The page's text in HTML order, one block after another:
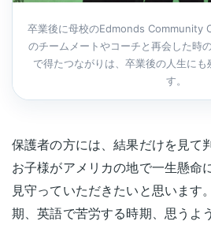
卒業後に母校のEdmonds Community
のチームメートやコーチと再会した時
で得たつながりは、卒業後の人生にも
す。
保護者の方には、結果だけを見て
お子様がアメリカの地で一生懸命
見守っていただきたいと思います
期、英語で苦労する時期、思うよ